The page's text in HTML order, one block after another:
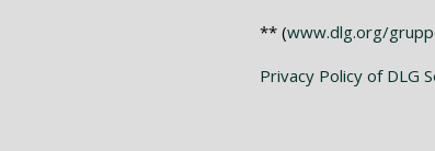
** (www.dlg.org/
Privacy Policy of DLG